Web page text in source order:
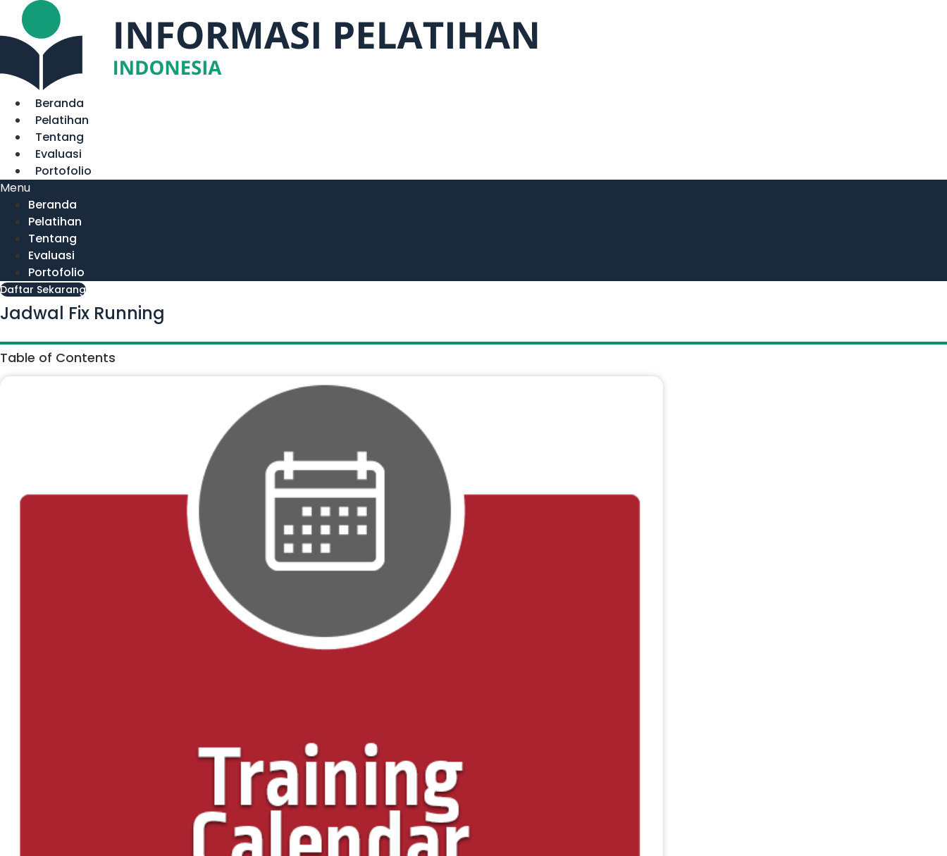
Lewati
konten
Beranda
Pelatihan
Tentang
Evaluasi
Portofolio
Menu
Beranda
Pelatihan
Tentang
Evaluasi
Portofolio
Daftar Sekarang
Jadwal Fix Running
Table of Contents